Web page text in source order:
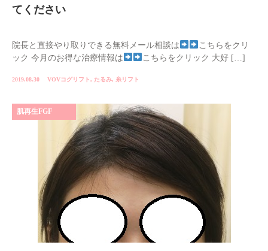
てください
院長と直接やり取りできる無料メール相談は
こちらをクリ
ック 今月のお得な治療情報は
こちらをクリック 大好 […]
2019.08.30 VOVコグリフト, たるみ, 糸リフト
肌再生FGF